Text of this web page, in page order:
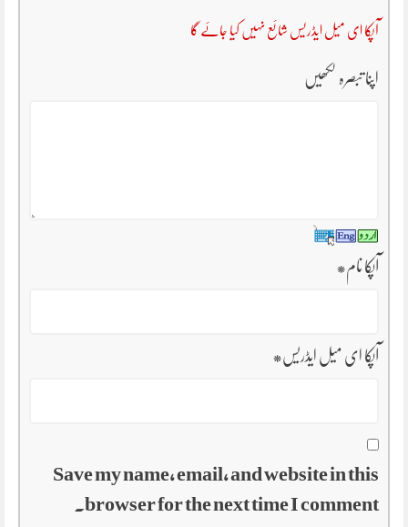
آپکا ای میل ایڈریس شائع نہیں کیا جائے گا
اپنا تبصرہ لکھیں
آپکا نام*
آپکا ای میل ایڈریس*
Save my name, email, and website in this
browser for the next time I comment.